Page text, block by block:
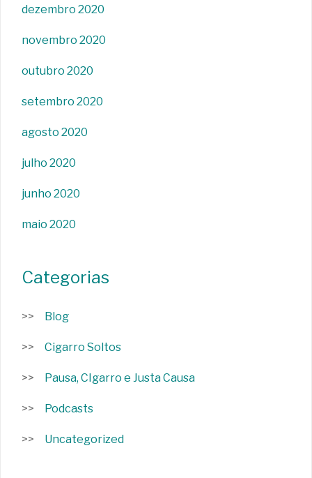
dezembro 2020
novembro 2020
outubro 2020
setembro 2020
agosto 2020
julho 2020
junho 2020
maio 2020
Categorias
Blog
Cigarro Soltos
Pausa, CIgarro e Justa Causa
Podcasts
Uncategorized